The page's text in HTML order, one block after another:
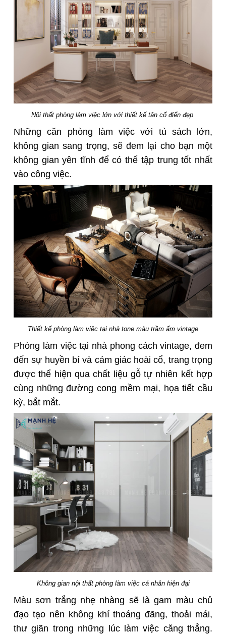
Nội thất phòng làm việc lớn với thiết kế tân cổ điển đẹp
Những căn phòng làm việc với tủ sách lớn,
không gian sang trọng, sẽ đem lại cho bạn một
không gian yên tĩnh để có thể tập trung tốt nhất
vào công việc.
Thiết kế phòng làm việc tại nhà tone màu trầm ấm vintage
Phòng làm việc tại nhà phong cách vintage, đem
đến sự huyền bí và cảm giác hoài cổ, trang trọng
được thể hiện qua chất liệu gỗ tự nhiên kết hợp
cùng những đường cong mềm mại, họa tiết cầu
kỳ, bắt mắt.
Không gian nội thất phòng làm việc cá nhân hiện đại
Màu sơn trắng nhẹ nhàng sẽ là gam màu chủ
đạo tạo nên không khí thoáng đãng, thoải mái,
thư giãn trong những lúc làm việc căng thẳng.